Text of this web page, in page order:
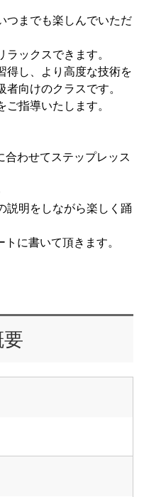
つまでも楽しんでいただ
ックスできます。
得し、より高度な技術を
向けのクラスです。
指導いたします。
わせてステップレッス
明をしながら楽しく踊
に書いて頂きます。